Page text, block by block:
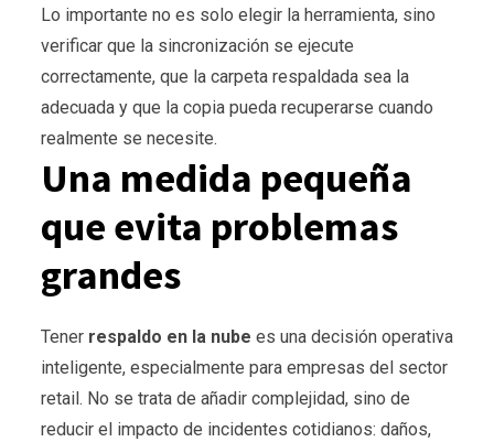
Lo importante no es solo elegir la herramienta, sino
verificar que la sincronización se ejecute
correctamente, que la carpeta respaldada sea la
adecuada y que la copia pueda recuperarse cuando
realmente se necesite.
Una medida pequeña
que evita problemas
grandes
Tener respaldo en la nube es una decisión operativa
inteligente, especialmente para empresas del sector
retail. No se trata de añadir complejidad, sino de
reducir el impacto de incidentes cotidianos: daños,